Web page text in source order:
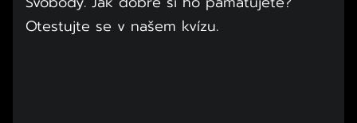
Otestujte se v našem kvízu.